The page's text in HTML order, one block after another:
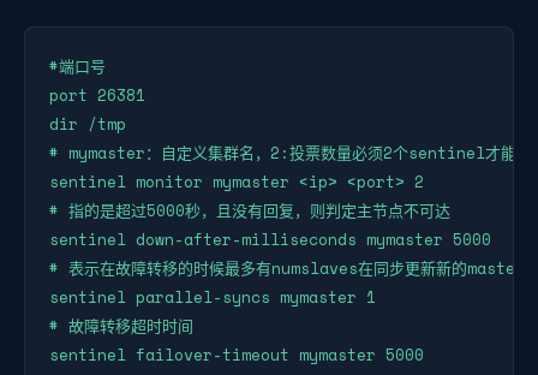
#端口号
port 26381
dir /tmp
# mymaster：自定义集群名，2:投票数量必须2个sentinel才能判
sentinel monitor mymaster <ip> <port> 2
# 指的是超过5000秒，且没有回复，则判定主节点不可达
sentinel down-after-milliseconds mymaster 5000
# 表示在故障转移的时候最多有numslaves在同步更新新的master
sentinel parallel-syncs mymaster 1
# 故障转移超时时间
sentinel failover-timeout mymaster 5000